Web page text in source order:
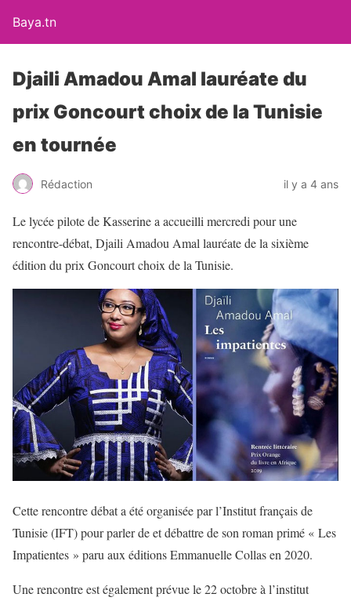
Baya.tn
Djaili Amadou Amal lauréate du
prix Goncourt choix de la Tunisie
en tournée
Rédaction il y a 4 ans
Le lycée pilote de Kasserine a accueilli mercredi pour une
rencontre-débat, Djaili Amadou Amal lauréate de la sixième
édition du prix Goncourt choix de la Tunisie.
Cette rencontre débat a été organisée par l’Institut français de
Tunisie (IFT) pour parler de et débattre de son roman primé « Les
Impatientes » paru aux éditions Emmanuelle Collas en 2020.
Une rencontre est également prévue le 22 octobre à l’institut